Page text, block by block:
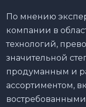
По мнению
компании в
технологий,
значительной
продуманным и
ассортиментом,